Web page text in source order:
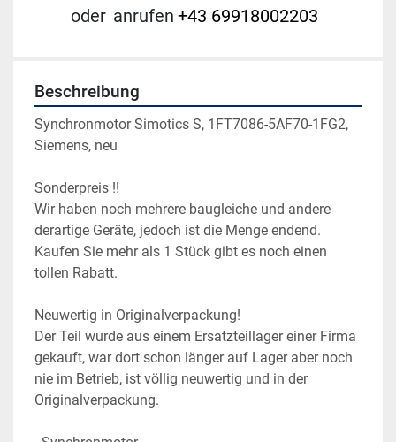
oder anrufen +43 69918002203
Beschreibung
Synchronmotor Simotics S, 1FT7086-5AF70-1FG2,
Siemens, neu
Sonderpreis !!
Wir haben noch mehrere baugleiche und andere
derartige Geräte, jedoch ist die Menge endend.
Kaufen Sie mehr als 1 Stück gibt es noch einen
tollen Rabatt.
Neuwertig in Originalverpackung!
Der Teil wurde aus einem Ersatzteillager einer Firma
gekauft, war dort schon länger auf Lager aber noch
nie im Betrieb, ist völlig neuwertig und in der
Originalverpackung.